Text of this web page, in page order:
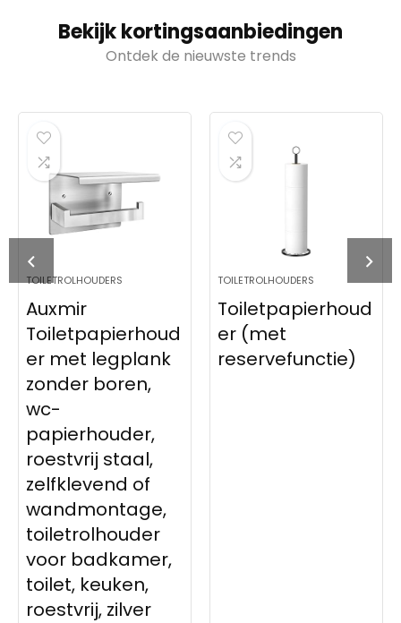
Bekijk kortingsaanbiedingen
Ontdek de nieuwste trends
TOILETROLHOUDERS
Auxmir
Toiletpapierhoud
er met legplank
zonder boren,
wc-
papierhouder,
roestvrij staal,
zelfklevend of
wandmontage,
toiletrolhouder
voor badkamer,
toilet, keuken,
roestvrij, zilver
TOILETROLHOUDERS
Toiletpapierhoud
er (met
reservefunctie)